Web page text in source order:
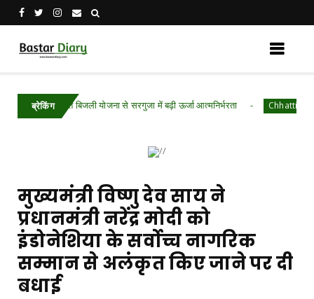
ब्रेकिंग
घर-मुफ्त बिजली योजना से सरगुजा में बढ़ी ऊर्जा आत्मनिर्भरता Chhattisgarh
मुख्यमंत्री विष्णु देव साय ने
प्रधानमंत्री नरेंद्र मोदी को
इंडोनेशिया के सर्वोच्च नागरिक
सम्मान से अलंकृत किए जाने पर दी
बधाई